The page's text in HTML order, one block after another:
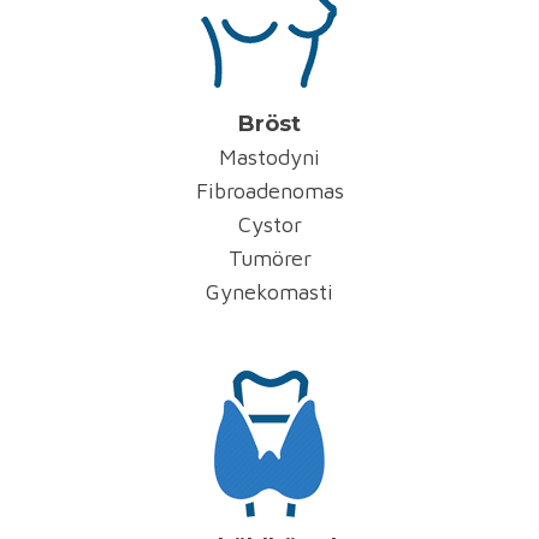
Bröst
Mastodyni
Fibroadenomas
Cystor
Tumörer
Gynekomasti